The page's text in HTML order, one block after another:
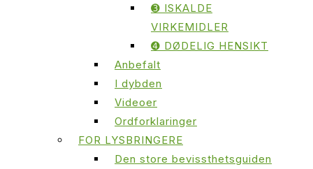
➌ ISKALDE
VIRKEMIDLER
➍ DØDELIG HENSIKT
Anbefalt
I dybden
Videoer
Ordforklaringer
FOR LYSBRINGERE
Den store bevissthetsguiden